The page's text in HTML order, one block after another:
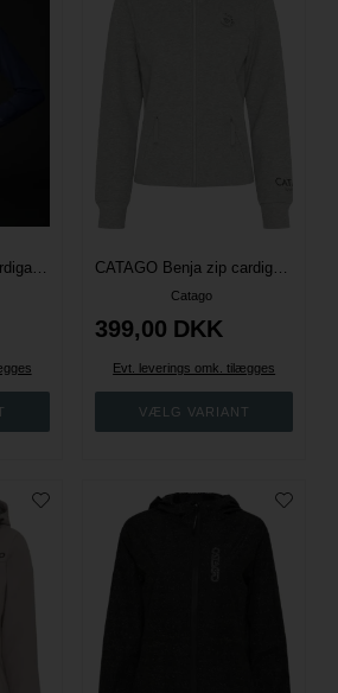
Catago
399,00 DKK
Evt. leverings omk. tilægges